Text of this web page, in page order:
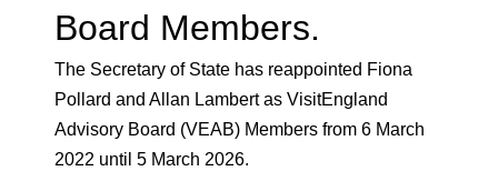
Board Members.
The Secretary of State has reappointed Fiona
Pollard and Allan Lambert as VisitEngland
Advisory Board (VEAB) Members from 6 March
2022 until 5 March 2026.